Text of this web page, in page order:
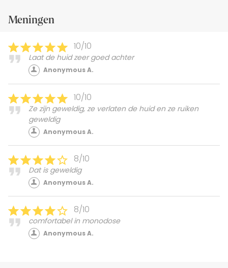
Meningen
10/10
Laat de huid zeer goed achter
Anonymous A.
10/10
Ze zijn geweldig, ze verlaten de huid en ze ruiken
geweldig
Anonymous A.
8/10
Dat is geweldig
Anonymous A.
8/10
comfortabel in monodose
Anonymous A.